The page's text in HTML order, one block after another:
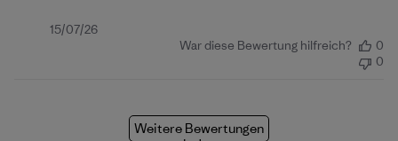
Veröffentlichungsdatum
15/07/26
War diese Bewertung hilfreich?
0
0
Weitere Bewertungen